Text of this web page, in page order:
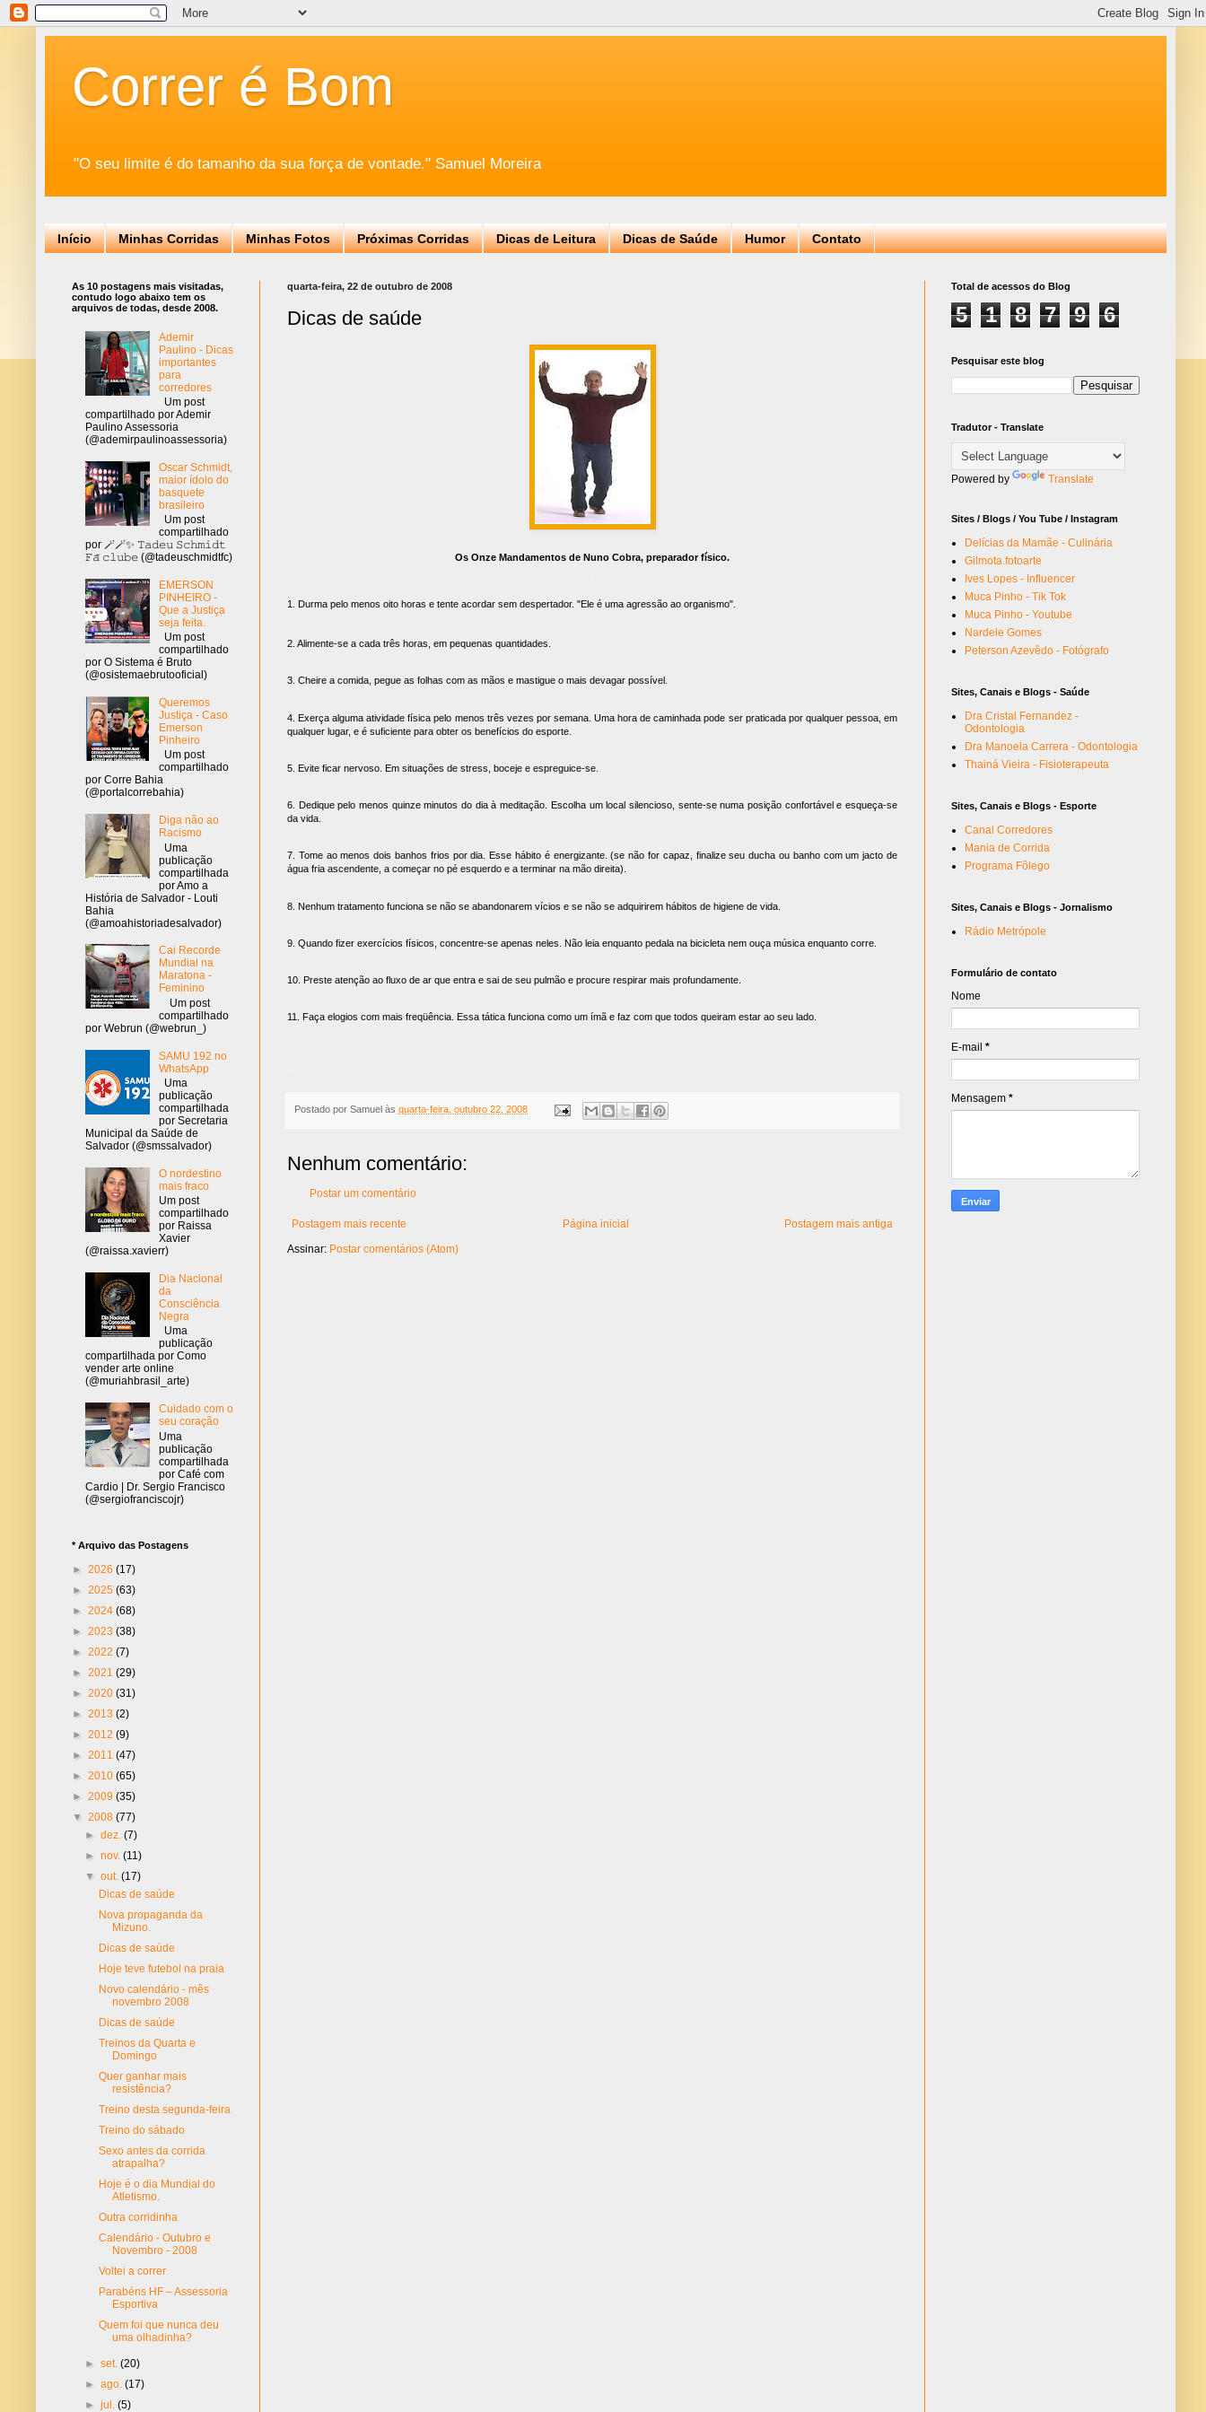
Correr é Bom
"O seu limite é do tamanho da sua força de vontade." Samuel Moreira
Início Minhas Corridas Minhas Fotos Próximas Corridas Dicas de Leitura Dicas de Saúde Humor Contato
quarta-feira, 22 de outubro de 2008
Dicas de saúde
Os Onze Mandamentos de Nuno Cobra, preparador físico.
1. Durma pelo menos oito horas e tente acordar sem despertador. "Ele é uma agressão ao organismo".
2. Alimente-se a cada três horas, em pequenas quantidades.
3. Cheire a comida, pegue as folhas com as mãos e mastigue o mais devagar possível.
4. Exerça alguma atividade física pelo menos três vezes por semana. Uma hora de caminhada pode ser praticada por qualquer pessoa, em
qualquer lugar, e é suficiente para obter os benefícios do esporte.
5. Evite ficar nervoso. Em situações de stress, boceje e espreguice-se.
6. Dedique pelo menos quinze minutos do dia à meditação. Escolha um local silencioso, sente-se numa posição confortável e esqueça-se
da vida.
7. Tome ao menos dois banhos frios por dia. Esse hábito é energizante. (se não for capaz, finalize seu ducha ou banho com um jacto de
água fria ascendente, a começar no pé esquerdo e a terminar na mão direita).
8. Nenhum tratamento funciona se não se abandonarem vícios e se não se adquirirem hábitos de higiene de vida.
9. Quando fizer exercícios físicos, concentre-se apenas neles. Não leia enquanto pedala na bicicleta nem ouça música enquanto corre.
10. Preste atenção ao fluxo de ar que entra e sai de seu pulmão e procure respirar mais profundamente.
11. Faça elogios com mais freqüência. Essa tática funciona como um ímã e faz com que todos queiram estar ao seu lado.
Postado por Samuel às quarta-feira, outubro 22, 2008
Nenhum comentário:
Postar um comentário
Postagem mais recente Postagem mais antiga
Página inicial
Assinar: Postar comentários (Atom)
As 10 postagens mais visitadas,
contudo logo abaixo tem os
arquivos de todas, desde 2008.
Ademir
Paulino - Dicas
importantes
para
corredores
Um post
compartilhado por Ademir
Paulino Assessoria
(@ademirpaulinoassessoria)
Oscar Schmidt,
maior ídolo do
basquete
brasileiro
Um post
compartilhado
por 🪄🪄✨ 𝚃𝚊𝚍𝚎𝚞 𝚂𝚌𝚑𝚖𝚒𝚍𝚝
𝙵𝚊̃ 𝚌𝚕𝚞𝚋𝚎 (@tadeuschmidtfc)
EMERSON
PINHEIRO -
Que a Justiça
seja feita.
Um post
compartilhado
por O Sistema é Bruto
(@osistemaebrutooficial)
Queremos
Justiça - Caso
Emerson
Pinheiro
Um post
compartilhado
por Corre Bahia
(@portalcorrebahia)
Diga não ao
Racismo
Uma
publicação
compartilhada
por Amo a
História de Salvador - Louti
Bahia
(@amoahistoriadesalvador)
Cai Recorde
Mundial na
Maratona -
Feminino
Um post
compartilhado
por Webrun (@webrun_)
SAMU 192 no
WhatsApp
Uma
publicação
compartilhada
por Secretaria
Municipal da Saúde de
Salvador (@smssalvador)
O nordestino
mais fraco
Um post
compartilhado
por Raissa
Xavier
(@raissa.xavierr)
Dia Nacional
da
Consciência
Negra
Uma
publicação
compartilhada por Como
vender arte online
(@muriahbrasil_arte)
Cuidado com o
seu coração
Uma
publicação
compartilhada
por Café com
Cardio | Dr. Sergio Francisco
(@sergiofranciscojr)
* Arquivo das Postagens
► 2026 (17)
► 2025 (63)
► 2024 (68)
► 2023 (38)
► 2022 (7)
► 2021 (29)
► 2020 (31)
► 2013 (2)
► 2012 (9)
► 2011 (47)
► 2010 (65)
► 2009 (35)
▼ 2008 (77)
►dez.(7)
►nov.(11)
▼out.(17)
Dicas de saúde
Nova propaganda da
Mizuno.
Dicas de saúde
Hoje teve futebol na praia
Novo calendário - mês
novembro 2008
Dicas de saúde
Treinos da Quarta e
Domingo
Quer ganhar mais
resistência?
Treino desta segunda-feira
Treino do sábado
Sexo antes da corrida
atrapalha?
Hoje é o dia Mundial do
Atletismo.
Outra corridinha
Calendário - Outubro e
Novembro - 2008
Voltei a correr
Parabéns HF – Assessoria
Esportiva
Quem foi que nunca deu
uma olhadinha?
►set.(20)
►ago.(17)
►jul.(5)
Total de acessos do Blog
5 1 8 7 9 6
Pesquisar este blog
Tradutor - Translate
Powered by Translate
Sites / Blogs / You Tube / Instagram
Delícias da Mamãe - Culinária
Gilmota.fotoarte
Ives Lopes - Influencer
Muca Pinho - Tik Tok
Muca Pinho - Youtube
Nardele Gomes
Peterson Azevêdo - Fotógrafo
Sites, Canais e Blogs - Saúde
Dra Cristal Fernandez -
Odontologia
Dra Manoela Carrera - Odontologia
Thainá Vieira - Fisioterapeuta
Sites, Canais e Blogs - Esporte
Canal Corredores
Mania de Corrida
Programa Fôlego
Sites, Canais e Blogs - Jornalismo
Rádio Metrópole
Formulário de contato
Nome
E-mail *
Mensagem *